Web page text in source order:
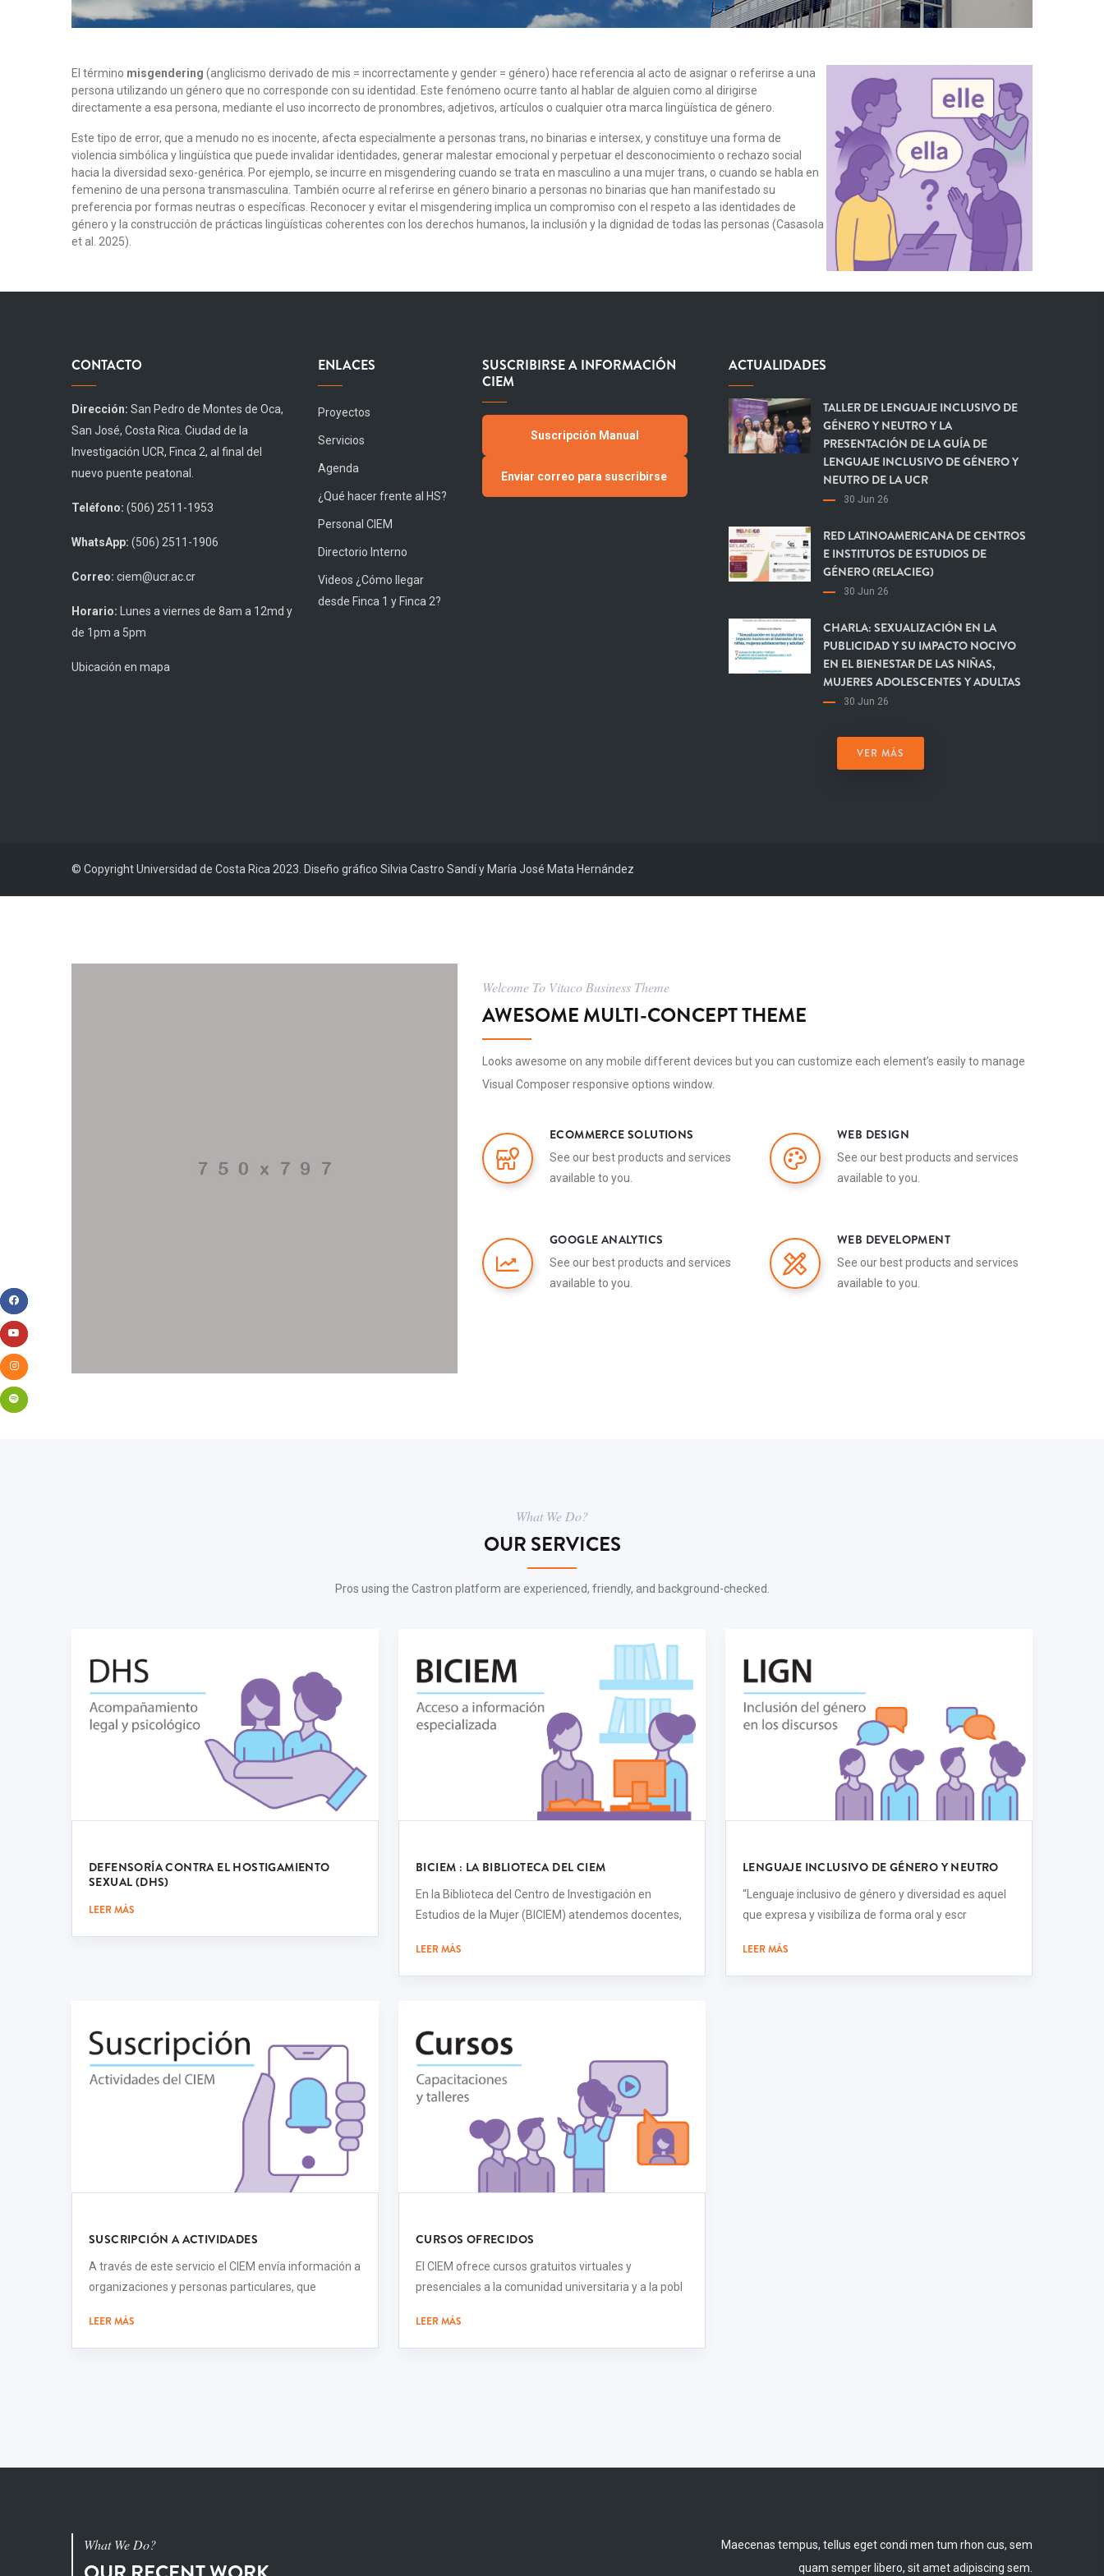
El término misgendering (anglicismo derivado de mis = incorrectamente y gender = género) hace referencia al acto de asignar o referirse a una
persona utilizando un género que no corresponde con su identidad. Este fenómeno ocurre tanto al hablar de alguien como al dirigirse
directamente a esa persona, mediante el uso incorrecto de pronombres, adjetivos, artículos o cualquier otra marca lingüística de género.
Este tipo de error, que a menudo no es inocente, afecta especialmente a personas trans, no binarias e intersex, y constituye una forma de
violencia simbólica y lingüística que puede invalidar identidades, generar malestar emocional y perpetuar el desconocimiento o rechazo social
hacia la diversidad sexo-genérica. Por ejemplo, se incurre en misgendering cuando se trata en masculino a una mujer trans, o cuando se habla en
femenino de una persona transmasculina. También ocurre al referirse en género binario a personas no binarias que han manifestado su
preferencia por formas neutras o específicas. Reconocer y evitar el misgendering implica un compromiso con el respeto a las identidades de
género y la construcción de prácticas lingüísticas coherentes con los derechos humanos, la inclusión y la dignidad de todas las personas (Casasola
et al. 2025).
CONTACTO
Dirección: San Pedro de Montes de Oca,
San José, Costa Rica. Ciudad de la
Investigación UCR, Finca 2, al final del
nuevo puente peatonal.
Teléfono: (506) 2511-1953
WhatsApp: (506) 2511-1906
Correo: ciem@ucr.ac.cr
Horario: Lunes a viernes de 8am a 12md y
de 1pm a 5pm
Ubicación en mapa
ENLACES
Proyectos
Servicios
Agenda
¿Qué hacer frente al HS?
Personal CIEM
Directorio Interno
Videos ¿Cómo llegar
desde Finca 1 y Finca 2?
SUSCRIBIRSE A INFORMACIÓN
CIEM
Suscripción Manual
Enviar correo para suscribirse
ACTUALIDADES
TALLER DE LENGUAJE INCLUSIVO DE
GÉNERO Y NEUTRO Y LA
PRESENTACIÓN DE LA GUÍA DE
LENGUAJE INCLUSIVO DE GÉNERO Y
NEUTRO DE LA UCR
30 Jun 26
RED LATINOAMERICANA DE CENTROS
E INSTITUTOS DE ESTUDIOS DE
GÉNERO (RELACIEG)
30 Jun 26
CHARLA: SEXUALIZACIÓN EN LA
PUBLICIDAD Y SU IMPACTO NOCIVO
EN EL BIENESTAR DE LAS NIÑAS,
MUJERES ADOLESCENTES Y ADULTAS
30 Jun 26
VER MÁS
© Copyright Universidad de Costa Rica 2023. Diseño gráfico Silvia Castro Sandí y María José Mata Hernández
Welcome To Vitaco Business Theme
AWESOME MULTI-CONCEPT THEME
Looks awesome on any mobile different devices but you can customize each element’s easily to manage
Visual Composer responsive options window.
ECOMMERCE SOLUTIONS
See our best products and services
available to you.
WEB DESIGN
See our best products and services
available to you.
GOOGLE ANALYTICS
See our best products and services
available to you.
WEB DEVELOPMENT
See our best products and services
available to you.
What We Do?
OUR SERVICES
Pros using the Castron platform are experienced, friendly, and background-checked.
DEFENSORÍA CONTRA EL HOSTIGAMIENTO
SEXUAL (DHS)
LEER MÁS
BICIEM : LA BIBLIOTECA DEL CIEM
En la Biblioteca del Centro de Investigación en
Estudios de la Mujer (BICIEM) atendemos docentes,
LEER MÁS
LENGUAJE INCLUSIVO DE GÉNERO Y NEUTRO
“Lenguaje inclusivo de género y diversidad es aquel
que expresa y visibiliza de forma oral y escr
LEER MÁS
SUSCRIPCIÓN A ACTIVIDADES
A través de este servicio el CIEM envía información a
organizaciones y personas particulares, que
LEER MÁS
CURSOS OFRECIDOS
El CIEM ofrece cursos gratuitos virtuales y
presenciales a la comunidad universitaria y a la pobl
LEER MÁS
What We Do?
Maecenas tempus, tellus eget condi men tum rhon cus, sem
quam semper libero, sit amet adipiscing sem.